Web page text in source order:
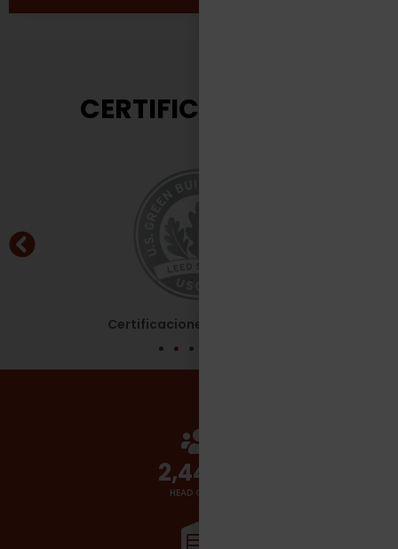
CERTIFICACIONES
Certificaciones - Leed Silver
2,700
HEAD COUNT